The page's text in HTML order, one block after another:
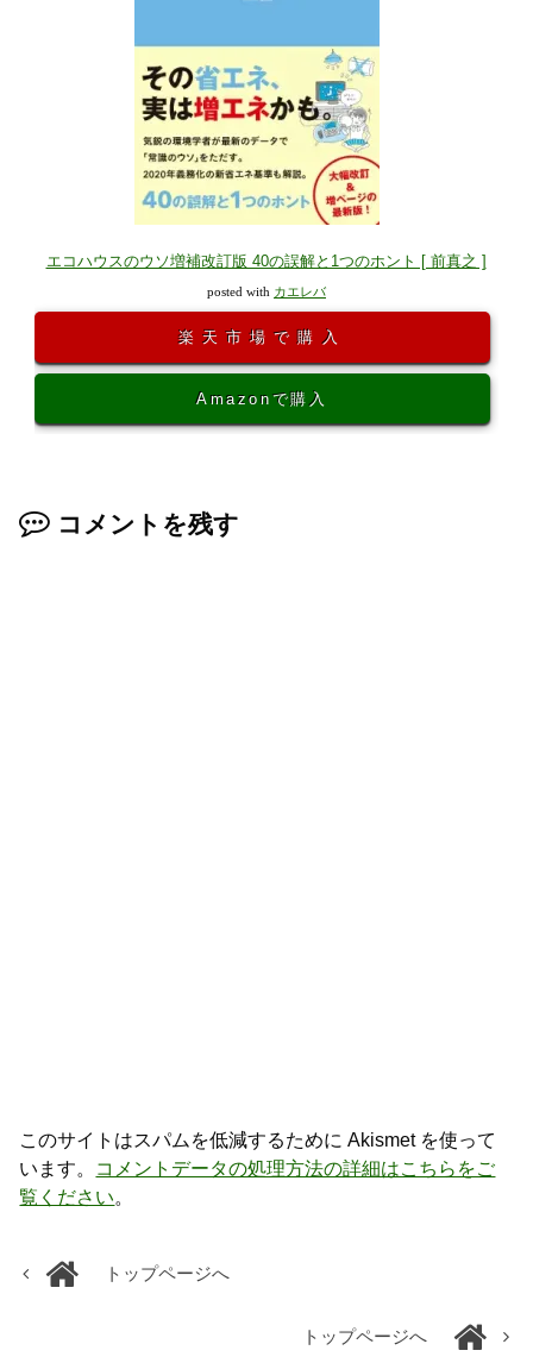
エコハウスのウソ増補改訂版 40の誤解と1つのホント [ 前真之 ]
posted with カエレバ
楽天市場で購入
Amazonで購入
コメントを残す
このサイトはスパムを低減するために Akismet を使って
います。 コメントデータの処理方法の詳細はこちらをご
覧ください。
トップページへ
トップページへ